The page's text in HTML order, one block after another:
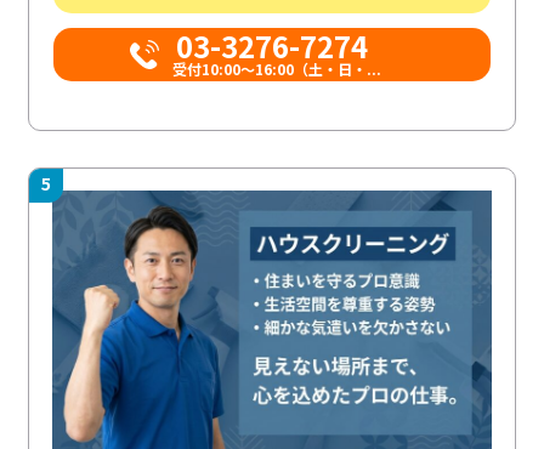
03-3276-7274
受付10:00〜16:00（土・日・...
5